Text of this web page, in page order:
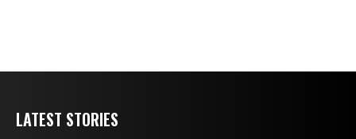
LATEST STORIES